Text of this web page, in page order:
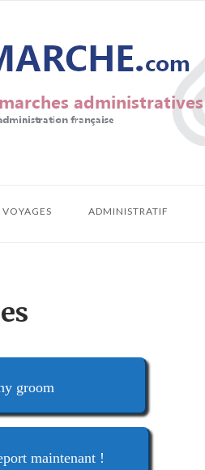
VOYAGES ADMINISTRATIF
groom
maintenant !